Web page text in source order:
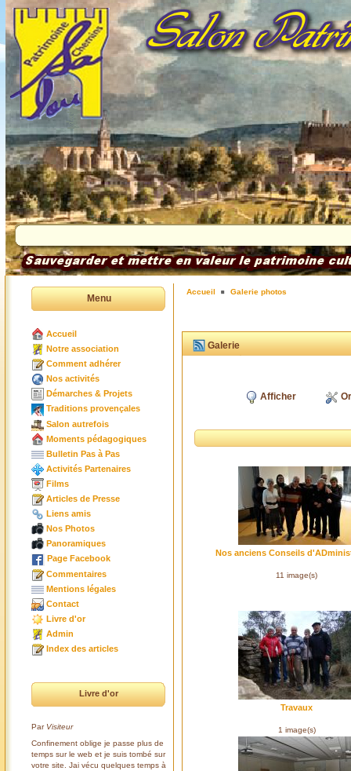
Menu
Accueil
Notre association
Comment adhérer
Nos activités
Démarches & Projets
Traditions provençales
Salon autrefois
Moments pédagogiques
Bulletin Pas à Pas
Activités Partenaires
Films
Articles de Presse
Liens amis
Nos Photos
Panoramiques
Page Facebook
Commentaires
Mentions légales
Contact
Livre d'or
Admin
Index des articles
Livre d'or
Par Visiteur
Confinement oblige je passe plus de
temps sur le web et je suis tombé sur
votre site. Jai vécu quelques temps à
Accueil Galerie photos
Galerie
Afficher
Nos anciens Conseils
11 image(s)
Travaux
1 image(s)